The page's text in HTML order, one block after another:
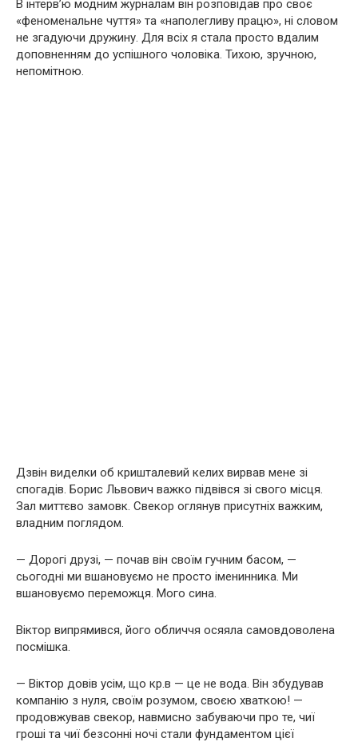
В інтерв’ю модним журналам він розповідав про своє
«феноменальне чуття» та «наполегливу працю», ні словом
не згадуючи дружину. Для всіх я стала просто вдалим
доповненням до успішного чоловіка. Тихою, зручною,
непомітною.
Дзвін виделки об кришталевий келих вирвав мене зі
спогадів. Борис Львович важко підвівся зі свого місця.
Зал миттєво замовк. Свекор оглянув присутніх важким,
владним поглядом.
— Дорогі друзі, — почав він своїм гучним басом, —
сьогодні ми вшановуємо не просто іменинника. Ми
вшановуємо переможця. Мого сина.
Віктор випрямився, його обличчя осяяла самовдоволена
посмішка.
— Віктор довів усім, що кр.в — це не вода. Він збудував
компанію з нуля, своїм розумом, своєю хваткою! —
продовжував свекор, навмисно забуваючи про те, чиї
гроші та чиї безсонні ночі стали фундаментом цієї